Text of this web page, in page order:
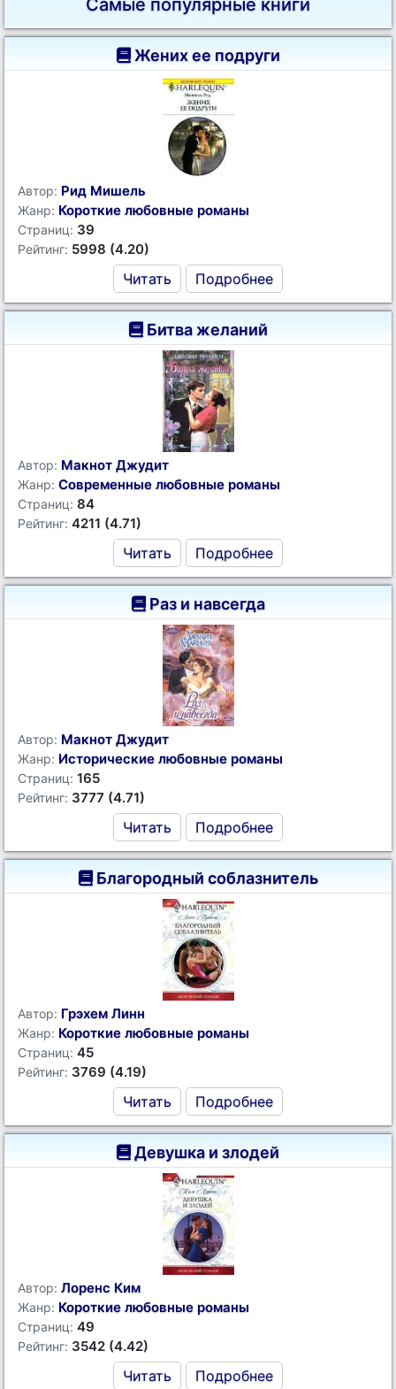
Самые популярные книги
Жених ее подруги
Автор: Рид Мишель
Жанр: Короткие любовные романы
Страниц: 39
Рейтинг: 5998 (4.20)
Читать Подробнее
Битва желаний
Автор: Макнот Джудит
Жанр: Современные любовные романы
Страниц: 84
Рейтинг: 4211 (4.71)
Читать Подробнее
Раз и навсегда
Автор: Макнот Джудит
Жанр: Исторические любовные романы
Страниц: 165
Рейтинг: 3777 (4.71)
Читать Подробнее
Благородный соблазнитель
Автор: Грэхем Линн
Жанр: Короткие любовные романы
Страниц: 45
Рейтинг: 3769 (4.19)
Читать Подробнее
Девушка и злодей
Автор: Лоренс Ким
Жанр: Короткие любовные романы
Страниц: 49
Рейтинг: 3542 (4.42)
Читать Подробнее